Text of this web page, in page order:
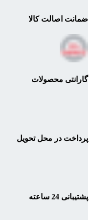
ضمانت اصالت کالا
گارانتی محصولات
پرداخت در محل تحویل
پشتیبانی 24 ساعته